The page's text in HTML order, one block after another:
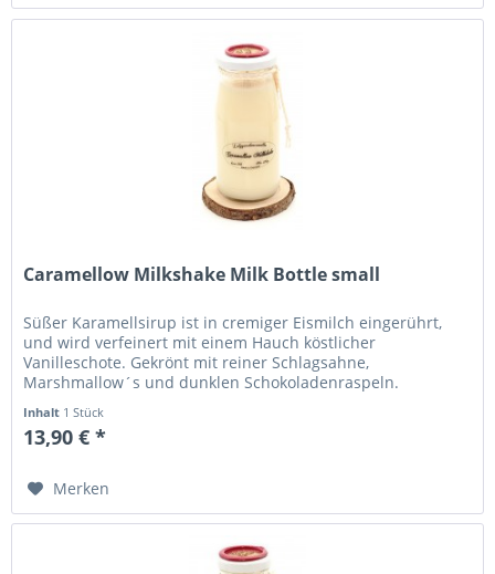
Caramellow Milkshake Milk Bottle small
Süßer Karamellsirup ist in cremiger Eismilch eingerührt,
und wird verfeinert mit einem Hauch köstlicher
Vanilleschote. Gekrönt mit reiner Schlagsahne,
Marshmallow´s und dunklen Schokoladenraspeln.
Inhalt 1 Stück
13,90 € *
Merken